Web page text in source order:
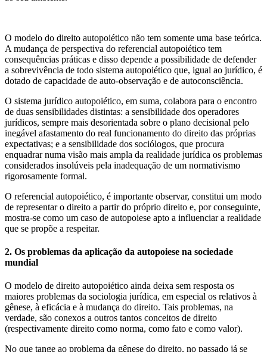
O modelo do direito autopoiético não tem somente uma base teórica.
A mudança de perspectiva do referencial autopoiético tem
consequências práticas e disso depende a possibilidade de defender
a sobrevivência de todo sistema autopoiético que, igual ao jurídico, é
dotado de capacidade de auto-observação e de autoconsciência.
O sistema jurídico autopoiético, em suma, colabora para o encontro
de duas sensibilidades distintas: a sensibilidade dos operadores
jurídicos, sempre mais desorientada sobre o plano decisional pelo
inegável afastamento do real funcionamento do direito das próprias
expectativas; e a sensibilidade dos sociólogos, que procura
enquadrar numa visão mais ampla da realidade jurídica os problemas
considerados insolúveis pela inadequação de um normativismo
rigorosamente formal.
O referencial autopoiético, é importante observar, constitui um modo
de representar o direito a partir do próprio direito e, por conseguinte,
mostra-se como um caso de autopoiese apto a influenciar a realidade
que se propõe a respeitar.
2. Os problemas da aplicação da autopoiese na sociedade
mundial
O modelo de direito autopoiético ainda deixa sem resposta os
maiores problemas da sociologia jurídica, em especial os relativos à
gênese, à eficácia e à mudança do direito. Tais problemas, na
verdade, são conexos a outros tantos conceitos de direito
(respectivamente direito como norma, como fato e como valor).
No que tange ao problema da gênese do direito, no passado já se